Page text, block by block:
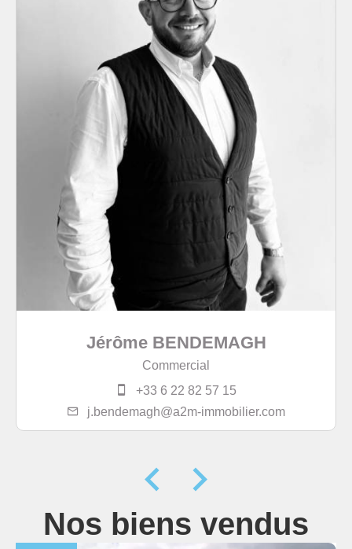
Jérôme BENDEMAGH
Commercial
+33 6 22 82 57 15
j.bendemagh@a2m-immobilier.com
Nos biens vendus